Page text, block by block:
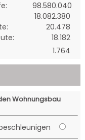
98.580.040
18.082.380
20.478
18.182
1.764
Wohnungsbau